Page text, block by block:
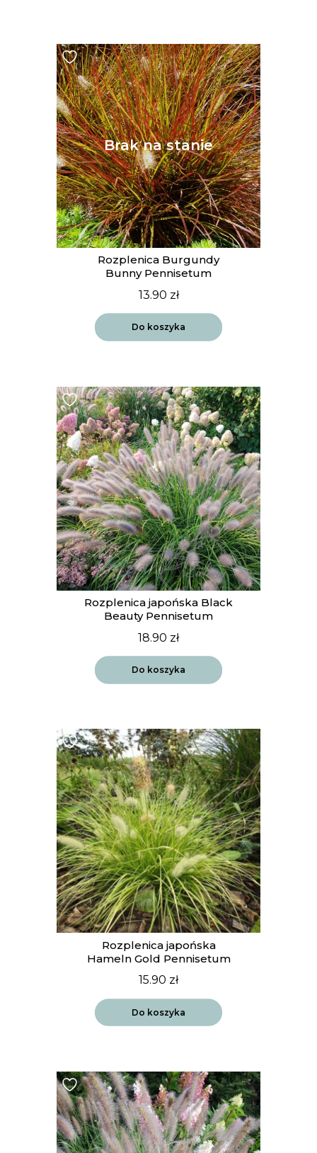
Rozplenica Burgundy
Bunny Pennisetum
13.90 zł
Do koszyka
Rozplenica japońska Black
Beauty Pennisetum
18.90 zł
Do koszyka
Rozplenica japońska
Hameln Gold Pennisetum
15.90 zł
Do koszyka